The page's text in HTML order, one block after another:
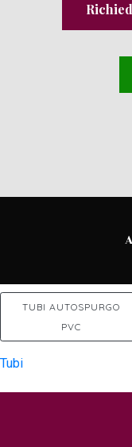
TUBI AUTOSPURGO
PVC
Tubi